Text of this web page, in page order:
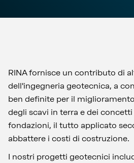
RINA fornisce un contributo di
dell'ingegneria geotecnica, a
ben definite per il
degli scavi in terra e dei
fondazioni, il tutto applicato
abbattere i costi di costruzione.
I nostri progetti geotecnici